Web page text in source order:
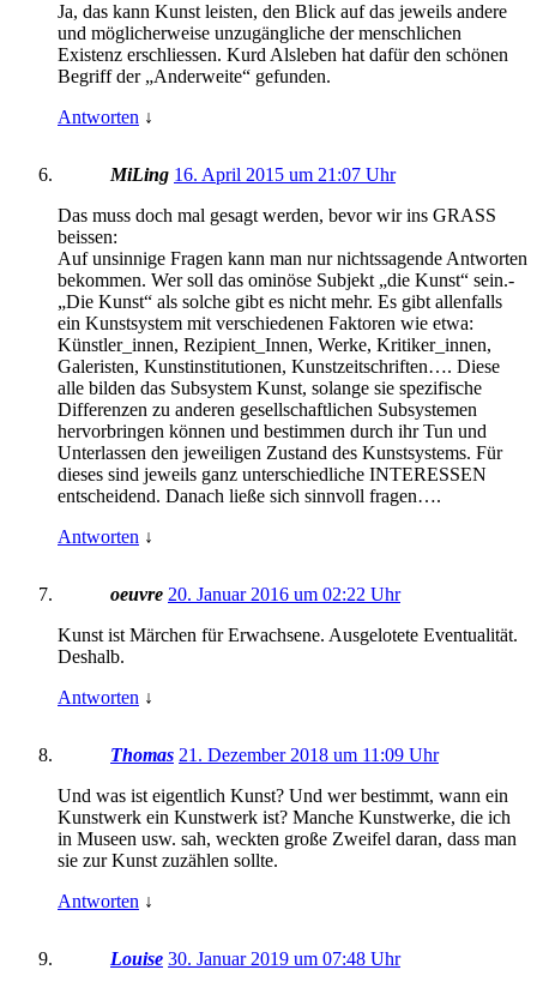
Ja, das kann Kunst leisten, den Blick auf das jeweils andere
und möglicherweise unzugängliche der menschlichen
Existenz erschliessen. Kurd Alsleben hat dafür den schönen
Begriff der „Anderweite“ gefunden.
Antworten ↓
MiLing 16. April 2015 um 21:07 Uhr
Das muss doch mal gesagt werden, bevor wir ins GRASS
beissen:
Auf unsinnige Fragen kann man nur nichtssagende Antworten
bekommen. Wer soll das ominöse Subjekt „die Kunst“ sein.-
„Die Kunst“ als solche gibt es nicht mehr. Es gibt allenfalls
ein Kunstsystem mit verschiedenen Faktoren wie etwa:
Künstler_innen, Rezipient_Innen, Werke, Kritiker_innen,
Galeristen, Kunstinstitutionen, Kunstzeitschriften…. Diese
alle bilden das Subsystem Kunst, solange sie spezifische
Differenzen zu anderen gesellschaftlichen Subsystemen
hervorbringen können und bestimmen durch ihr Tun und
Unterlassen den jeweiligen Zustand des Kunstsystems. Für
dieses sind jeweils ganz unterschiedliche INTERESSEN
entscheidend. Danach ließe sich sinnvoll fragen….
Antworten ↓
oeuvre 20. Januar 2016 um 02:22 Uhr
Kunst ist Märchen für Erwachsene. Ausgelotete Eventualität.
Deshalb.
Antworten ↓
Thomas 21. Dezember 2018 um 11:09 Uhr
Und was ist eigentlich Kunst? Und wer bestimmt, wann ein
Kunstwerk ein Kunstwerk ist? Manche Kunstwerke, die ich
in Museen usw. sah, weckten große Zweifel daran, dass man
sie zur Kunst zuzählen sollte.
Antworten ↓
Louise 30. Januar 2019 um 07:48 Uhr